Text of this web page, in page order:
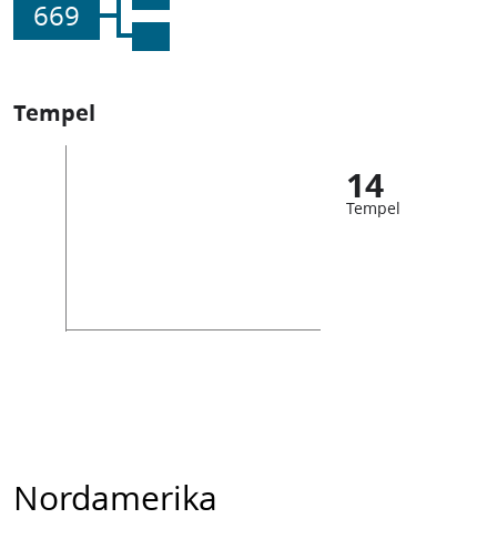
669
Tempel
14
Tempel
Nordamerika